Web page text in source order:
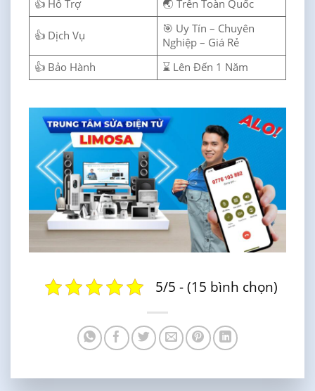
👍 Hỗ Trợ
🌏 Trên Toàn Quốc
👍 Dịch Vụ
🎯 Uy Tín – Chuyên
Nghiệp – Giá Rẻ
👍 Bảo Hành
⌛ Lên Đến 1 Năm
5/5 - (15 bình chọn)